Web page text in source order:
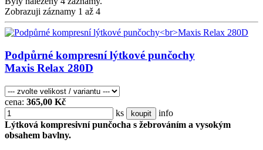
Zobrazuji záznamy 1 až 4
Podpůrné kompresní lýtkové punčochy
Maxis Relax 280D
cena: 365,00 Kč
ks
koupit
info
Lýtková kompresivní punčocha s žebrováním a vysokým
obsahem bavlny.